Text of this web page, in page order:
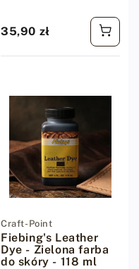
Cena regularna
35,90 zł
Dostawca:
Craft-Point
Fiebing's Leather
Dye - Zielona farba
do skóry - 118 ml